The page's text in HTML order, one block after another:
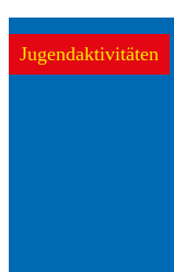
Jugendaktivitäten